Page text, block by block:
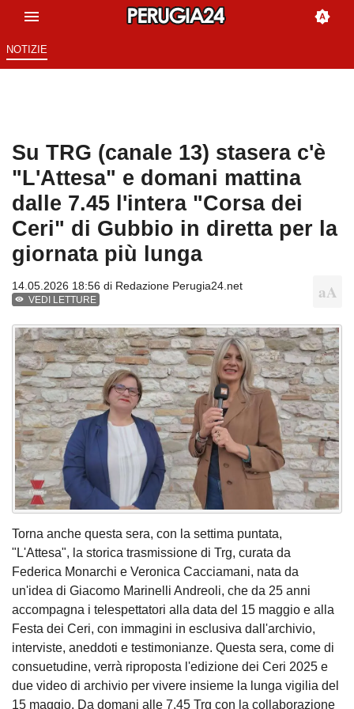
NOTIZIE
Su TRG (canale 13) stasera c'è
"L'Attesa" e domani mattina
dalle 7.45 l'intera "Corsa dei
Ceri" di Gubbio in diretta per la
giornata più lunga
14.05.2026 18:56 di Redazione Perugia24.net
VEDI LETTURE
Torna anche questa sera, con la settima puntata,
"L'Attesa", la storica trasmissione di Trg, curata da
Federica Monarchi e Veronica Cacciamani, nata da
un'idea di Giacomo Marinelli Andreoli, che da 25 anni
accompagna i telespettatori alla data del 15 maggio e alla
Festa dei Ceri, con immagini in esclusiva dall'archivio,
interviste, aneddoti e testimonianze. Questa sera, come di
consuetudine, verrà riproposta l'edizione dei Ceri 2025 e
due video di archivio per vivere insieme la lunga vigilia del
15 maggio. Da domani alle 7.45 Trg con la collaborazione